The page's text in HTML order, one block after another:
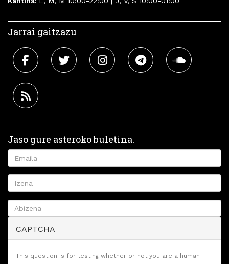
Jarrai gaitzazu
Jaso gure asteroko buletina.
CAPTCHA
This question is for testing whether or not you are a human